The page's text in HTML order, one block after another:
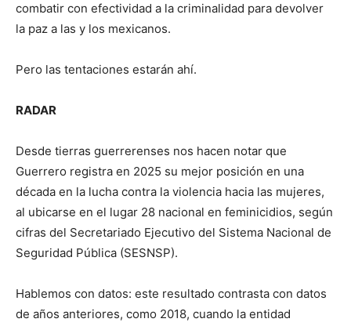
combatir con efectividad a la criminalidad para devolver
la paz a las y los mexicanos.
Pero las tentaciones estarán ahí.
RADAR
Desde tierras guerrerenses nos hacen notar que
Guerrero registra en 2025 su mejor posición en una
década en la lucha contra la violencia hacia las mujeres,
al ubicarse en el lugar 28 nacional en feminicidios, según
cifras del Secretariado Ejecutivo del Sistema Nacional de
Seguridad Pública (SESNSP).
Hablemos con datos: este resultado contrasta con datos
de años anteriores, como 2018, cuando la entidad